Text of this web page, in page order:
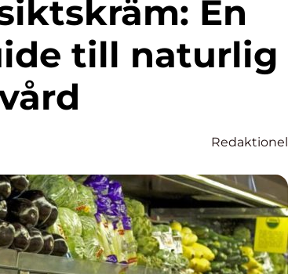
till naturlig
Redaktionel